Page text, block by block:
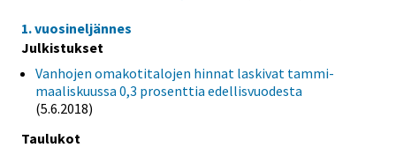
1. vuosineljännes
Julkistukset
Vanhojen omakotitalojen hinnat laskivat tammi-
maaliskuussa 0,3 prosenttia edellisvuodesta
(5.6.2018)
Taulukot